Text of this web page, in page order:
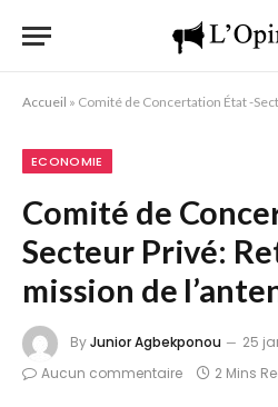
Accueil » Comité de Concertation État -Secteur
ECONOMIE
Comité de
Secteur Privé:
mission de
ByJunior Agbekponou
25
Aucun commentaire
2 Mins